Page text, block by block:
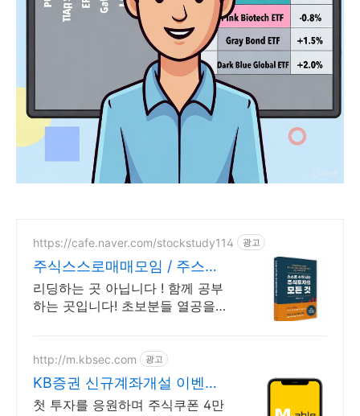
https://cafe.naver.com/stockstudy114 광고
주식스스로매매모임 / 주스모
스스로 공부법을 배웁니다 !
리딩하는 곳 아닙니다 ! 함께 공부
하는 곳입니다! 초보분들 열공을
http://m.kbsec.com 광고
KB증권 신규계좌개설 이벤트
국내주식쿠폰 최대 5만원
첫 투자를 응원하며 주식쿠폰 4만